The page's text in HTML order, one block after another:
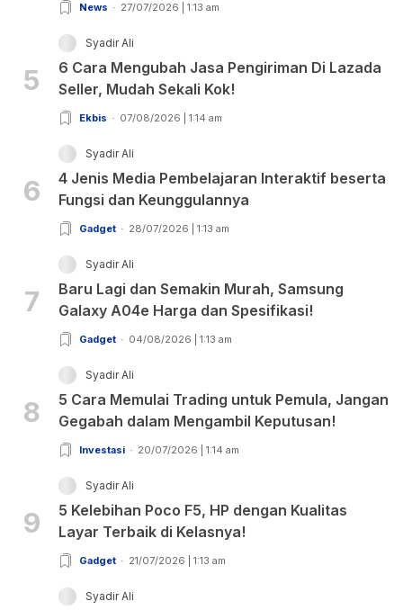
News 27/07/2026 | 1:13 am
5
Syadir Ali
6 Cara Mengubah Jasa Pengiriman Di Lazada
Seller, Mudah Sekali Kok!
Ekbis 07/08/2026 | 1:14 am
6
Syadir Ali
4 Jenis Media Pembelajaran Interaktif beserta
Fungsi dan Keunggulannya
Gadget 28/07/2026 | 1:13 am
7
Syadir Ali
Baru Lagi dan Semakin Murah, Samsung
Galaxy A04e Harga dan Spesifikasi!
Gadget 04/08/2026 | 1:13 am
8
Syadir Ali
5 Cara Memulai Trading untuk Pemula, Jangan
Gegabah dalam Mengambil Keputusan!
Investasi 20/07/2026 | 1:14 am
9
Syadir Ali
5 Kelebihan Poco F5, HP dengan Kualitas
Layar Terbaik di Kelasnya!
Gadget 21/07/2026 | 1:13 am
Syadir Ali